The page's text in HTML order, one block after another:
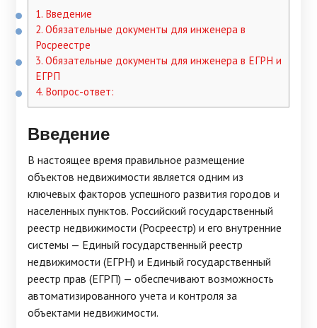
1. Введение
2. Обязательные документы для инженера в
Росреестре
3. Обязательные документы для инженера в ЕГРН и
ЕГРП
4. Вопрос-ответ:
Введение
В настоящее время правильное размещение
объектов недвижимости является одним из
ключевых факторов успешного развития городов и
населенных пунктов. Российский государственный
реестр недвижимости (Росреестр) и его внутренние
системы — Единый государственный реестр
недвижимости (ЕГРН) и Единый государственный
реестр прав (ЕГРП) — обеспечивают возможность
автоматизированного учета и контроля за
объектами недвижимости.